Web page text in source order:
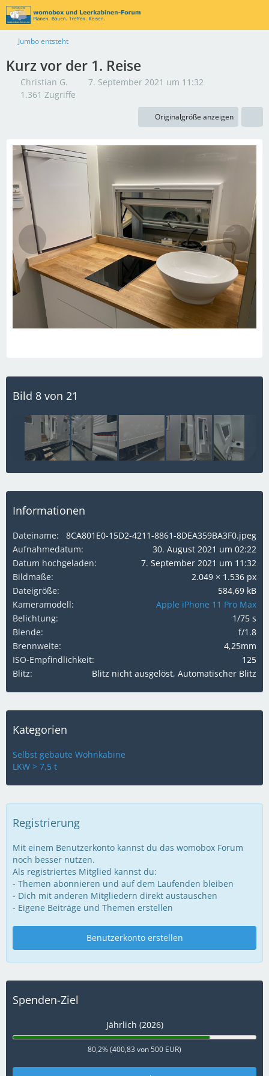
Jumbo entsteht
Kurz vor der 1. Reise
Christian G.
7. September 2021 um 11:32
1.361 Zugriffe
Originalgröße anzeigen
Bild 8 von 21
Informationen
Dateiname
8CA801E0-15D2-4211-8861-8DEA359BA3F0.jpeg
Aufnahmedatum
30. August 2021 um 02:22
Datum hochgeladen
7. September 2021 um 11:32
Bildmaße
2.049 × 1.536 px
Dateigröße
584,69 kB
Kameramodell
Apple iPhone 11 Pro Max
Belichtung
1/75 s
Blende
f/1.8
Brennweite
4,25mm
ISO-Empfindlichkeit
125
Blitz
Blitz nicht ausgelöst, Automatischer Blitz
Kategorien
Selbst gebaute Wohnkabine
LKW > 7,5 t
Registrierung
Mit einem Benutzerkonto kannst du das womobox Forum
noch besser nutzen.
Als registriertes Mitglied kannst du:
- Themen abonnieren und auf dem Laufenden bleiben
- Dich mit anderen Mitgliedern direkt austauschen
- Eigene Beiträge und Themen erstellen
Benutzerkonto erstellen
Spenden-Ziel
Jährlich (2026)
80,2% (400,83 von 500 EUR)